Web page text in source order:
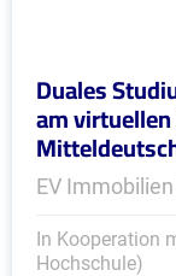
Duales
am
EV
In Kooperation
Hochschule)